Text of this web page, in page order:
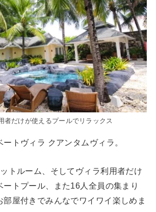
者だけが使えるプールでリラックス
トヴィラ クアンタムヴィラ。
トルーム、そしてヴィラ利用者だけ
ートプール、また16人全員の集まり
部屋付きでみんなでワイワイ楽しめま